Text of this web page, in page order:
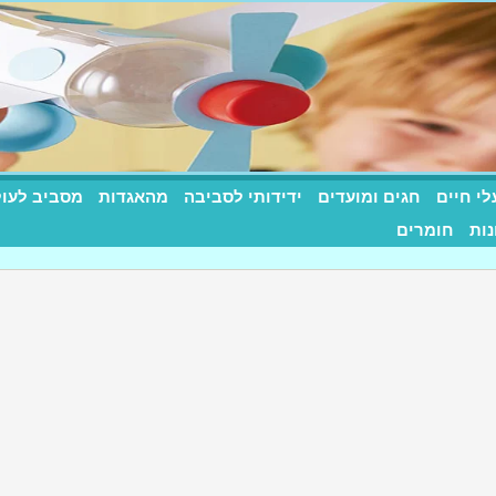
שילדים אוהבים
חיים חגים ומועדים ידידותי לסביבה מהאגדות מסביב
חומרים